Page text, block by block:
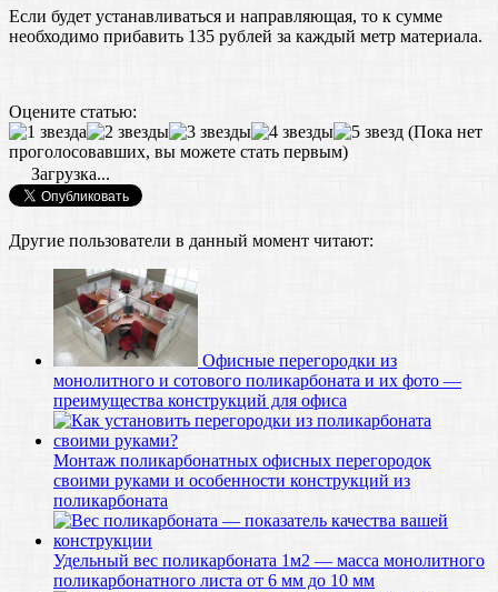
Если будет устанавливаться и направляющая, то к сумме
необходимо прибавить 135 рублей за каждый метр материала.
Оцените статью:
(Пока нет
проголосовавших, вы можете стать первым)
Загрузка...
Другие пользователи в данный момент читают:
Офисные перегородки из
монолитного и сотового поликарбоната и их фото —
преимущества конструкций для офиса
Монтаж поликарбонатных офисных перегородок
своими руками и особенности конструкций из
поликарбоната
Удельный вес поликарбоната 1м2 — масса монолитного
поликарбонатного листа от 6 мм до 10 мм